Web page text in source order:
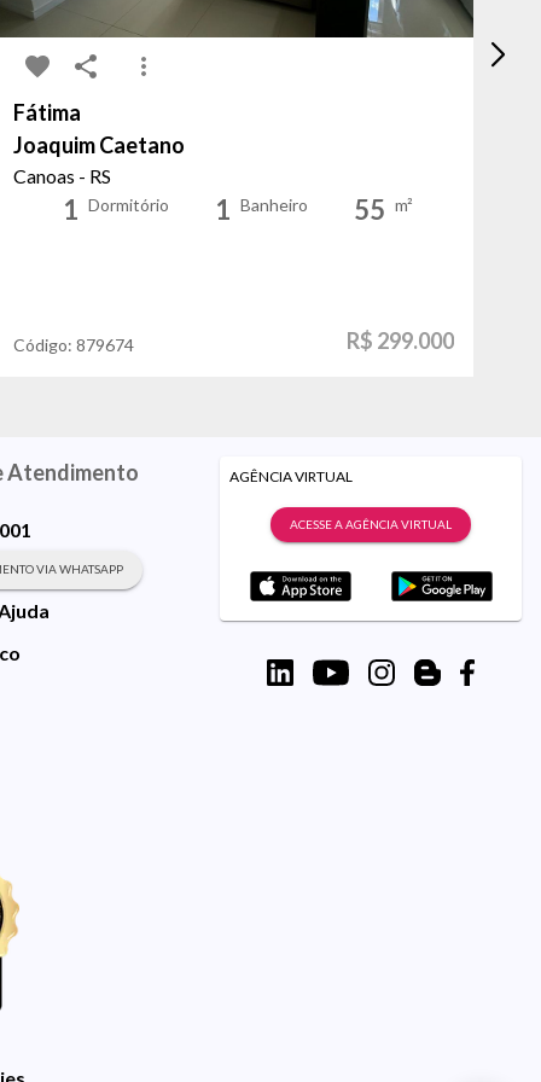
Fátima
Joaquim Caetano
Canoas - RS
1 Dormitório 1 Banheiro 55 m²
Código: 879674 R$ 299.000
Atendimento
VIA WHATSAPP
AGÊNCIA VIRTUAL
ACESSE A AGÊNCIA VIRTUAL